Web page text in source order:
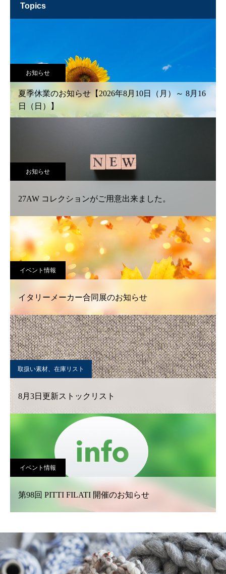
topics
お知らせ
夏季休業のお知らせ【2026年8月10日（月）～ 8月16
日（日）】
お知らせ
27AW コレクションがご用意出来ました。
イベント情報
イタリーメーカー合同展のお知らせ
取扱い素材、在庫リスト
8月3日更新ストックリスト
イベント情報
第98回 PITTI FILATI 開催のお知らせ